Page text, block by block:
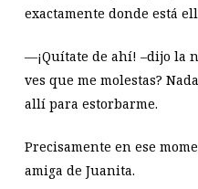
exactamente donde está
—¡Quítate de ahí! –dijo la
ves que me molestas?
allí para estorbarme.
Precisamente en ese
amiga de Juanita.